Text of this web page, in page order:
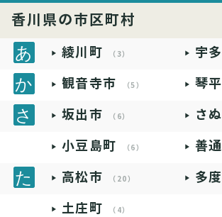
香川県の市区町村
綾川町 （3） 宇
観音寺市 （5） 琴
坂出市 （6） さ
小豆島町 （6） 善
高松市 （20） 多
土庄町 （4）